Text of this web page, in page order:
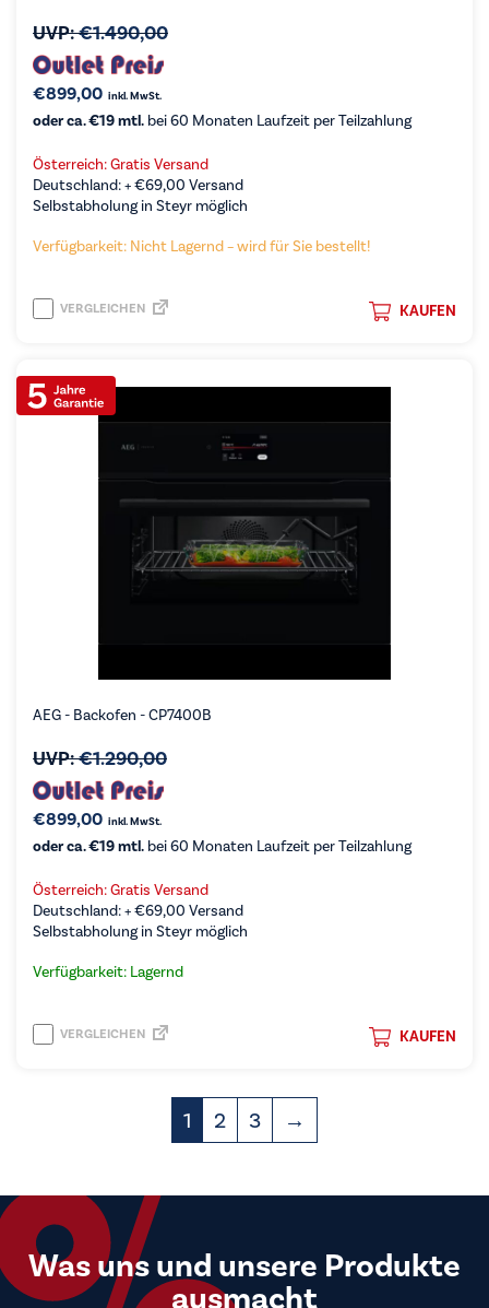
UVP:€1.490,00
€899,00 inkl. MwSt.
oder ca. €19 mtl. bei 60 Monaten Laufzeit per Teilzahlung
Österreich: Gratis Versand
Deutschland: +€69,00 Versand
Selbstabholung in Steyr möglich
Verfügbarkeit: Nicht Lagernd – wird für Sie bestellt!
KAUFEN
VERGLEICHEN
AEG - Backofen - CP7400B
UVP:€1.290,00
€899,00 inkl. MwSt.
oder ca. €19 mtl. bei 60 Monaten Laufzeit per Teilzahlung
Österreich: Gratis Versand
Deutschland: +€69,00 Versand
Selbstabholung in Steyr möglich
Verfügbarkeit: Lagernd
KAUFEN
VERGLEICHEN
1 2 3 →
Was uns und unsere Produkte
ausmacht